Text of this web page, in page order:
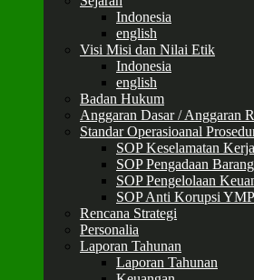
Indonesia
english
Visi Misi dan Nilai Etik
Indonesia
english
Badan Hukum
Anggaran Dasar / Anggaran
Standar Operasioanal
SOP Keselamatan Kerja
SOP Pengadaan
SOP Pengelolaan
SOP Anti Korupsi YMP
Rencana Strategi
Personalia
Laporan Tahunan
Laporan Tahunan